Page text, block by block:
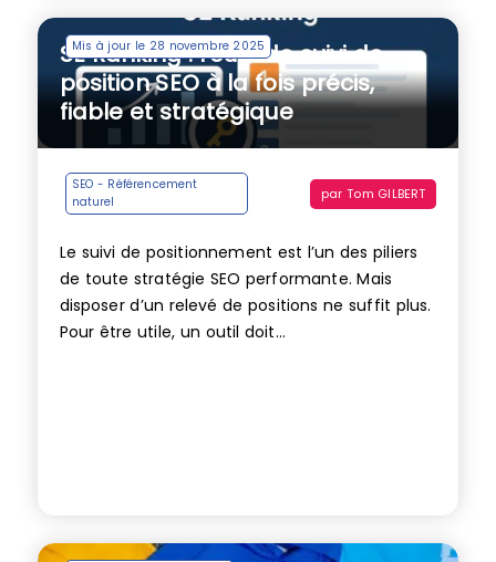
Mis à jour le 28 novembre 2025
SE Ranking : l’outil de suivi de
position SEO à la fois précis,
fiable et stratégique
SEO - Référencement
naturel
parTom GILBERT
Le suivi de positionnement est l’un des piliers
de toute stratégie SEO performante. Mais
disposer d’un relevé de positions ne suffit plus.
Pour être utile, un outil doit...